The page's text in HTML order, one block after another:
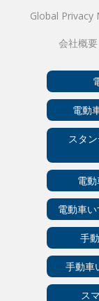
Global Privacy
会社概要
電動
スタ
電
電動車
手
手動車
ス